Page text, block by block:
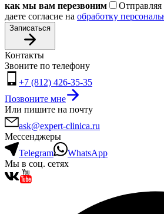
как мы вам перезвоним
даете согласие на обработку
Записаться
Контакты
Звоните по телефону
+7 (812) 426-35-35
Позвоните мне
Или пишите на почту
ask@expert-clinica.ru
Мессенджеры
Telegram
WhatsApp
Мы в соц. сетях